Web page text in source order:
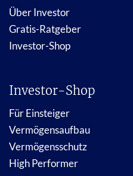
Über Investor
Gratis-Ratgeber
Investor-Shop
Investor-Shop
Für Einsteiger
Vermögensaufbau
Vermögensschutz
High Performer